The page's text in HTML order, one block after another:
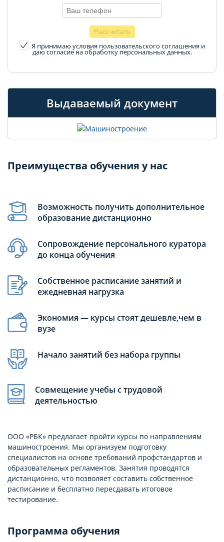
Я принимаю условия пользовательского соглашения и
даю согласие на обработку персональных данных.
Выдаваемый документ
Преимущества обучения у нас
Возможность получить дополнительное
образование дистанционно
Сопровождение персонального куратора
до конца обучения
Собственное расписание занятий и
ежедневная нагрузка
Экономия — курсы стоят дешевле,чем в
вузе
Начало занятий без набора группы
Совмещение учебы с трудовой
деятельностью
ООО «РБК» предлагает пройти курсы по направлениям
машиностроения. Мы организуем подготовку
специалистов на основе требований профстандартов и
образовательных регламентов. Занятия проводятся
дистанционно, что позволяет составить собственное
расписание и бесплатно пересдавать итоговое
тестирование.
Программа обучения